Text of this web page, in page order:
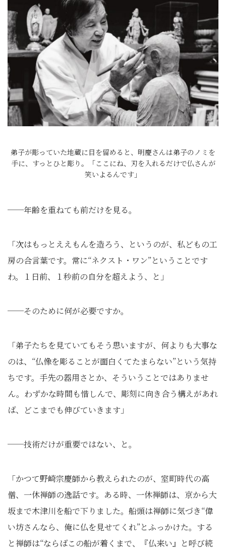
弟子が彫っていた地蔵に目を留めると、明慶さんは弟子のノミを
手に、すっとひと彫り。「ここにね、刃を入れるだけで仏さんが
笑いよるんです」
──年齢を重ねても前だけを見る。
「次はもっとええもんを造ろう、というのが、私どもの工
房の合言葉です。常に“ネクスト・ワン”ということです
わ。１日前、１秒前の自分を超えよう、と」
──そのために何が必要ですか。
「弟子たちを見ていてもそう思いますが、何よりも大事な
のは、“仏像を彫ることが面白くてたまらない”という気持
ちです。手先の器用さとか、そういうことではありませ
ん。わずかな時間も惜しんで、彫刻に向き合う構えがあれ
ば、どこまでも伸びていきます」
──技術だけが重要ではない、と。
「かつて野崎宗慶師から教えられたのが、室町時代の高
僧、一休禅師の逸話です。ある時、一休禅師は、京から大
坂まで木津川を船で下りました。船頭は禅師に気づき“偉
い坊さんなら、俺に仏を見せてくれ”とふっかけた。する
と禅師は“ならばこの船が着くまで、『仏来い』と呼び続